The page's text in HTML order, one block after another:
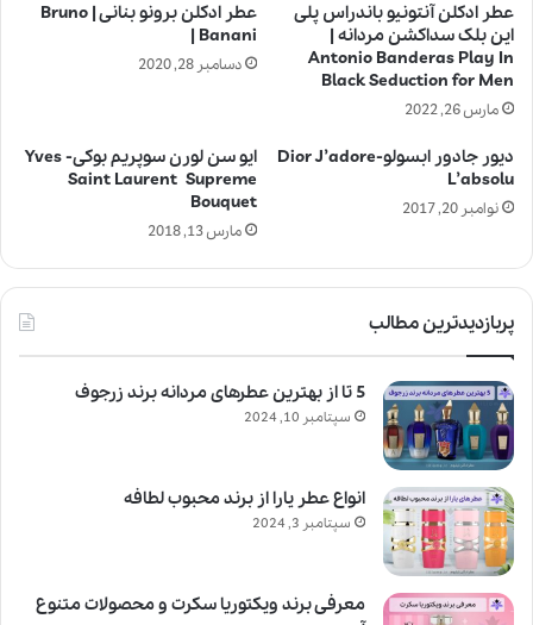
عطر ادکلن آنتونیو باندراس پلی
این بلک سداکشن مردانه |
Antonio Banderas Play In
Black Seduction for Men
مارس 26, 2022
عطر ادکلن برونو بنانی | Bruno
Banani |
دسامبر 28, 2020
دیور جادور ابسولو-Dior J’adore
L’absolu
نوامبر 20, 2017
ایو سن لورن سوپریم بوکی- Yves
Saint Laurent Supreme
Bouquet
مارس 13, 2018
پربازدیدترین مطالب
5 تا از بهترین عطرهای مردانه برند زرجوف
سپتامبر 10, 2024
انواع عطر یارا از برند محبوب لطافه
سپتامبر 3, 2024
معرفی برند ویکتوریا سکرت و محصولات متنوع